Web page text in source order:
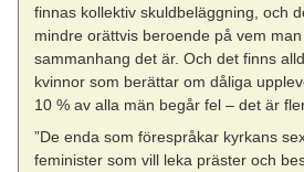
finnas kollektiv skuldbeläggning, och
mindre orättvis beroende på vem
sammanhang det är. Och det finns
kvinnor som berättar om dåliga
10 % av alla män begår fel – det är
”De enda som förespråkar kyrkans
feminister som vill leka präster och